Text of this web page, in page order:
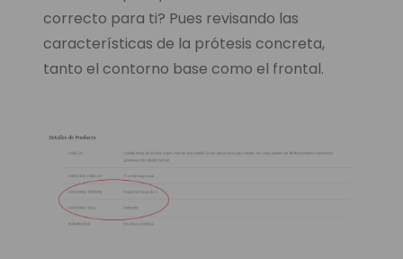
correcto para ti? Pues revisando las
características de la prótesis concreta,
tanto el contorno base como el frontal.